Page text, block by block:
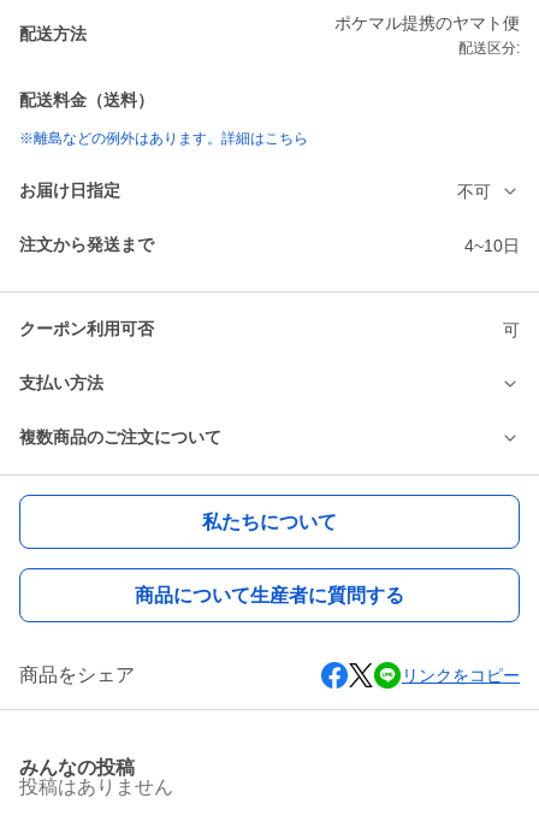
配送方法
ポケマル提携のヤマト便
配送区分:
配送料金（送料）
※離島などの例外はあります。詳細はこちら
お届け日指定 不可
注文から発送まで 4~10日
クーポン利用可否 可
支払い方法
複数商品のご注文について
私たちについて
商品について生産者に質問する
商品をシェア リンクをコピー
みんなの投稿
投稿はありません